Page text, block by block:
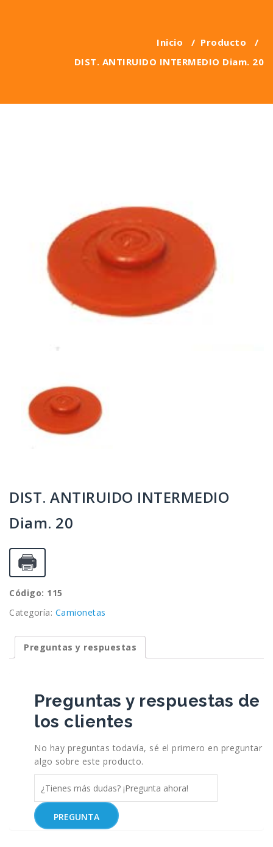
Inicio / Producto /
DIST. ANTIRUIDO INTERMEDIO Diam. 20
DIST. ANTIRUIDO INTERMEDIO
Diam. 20
Código: 115
Categoría: Camionetas
Preguntas y respuestas
Preguntas y respuestas de
los clientes
No hay preguntas todavía, sé el primero en preguntar
algo sobre este producto.